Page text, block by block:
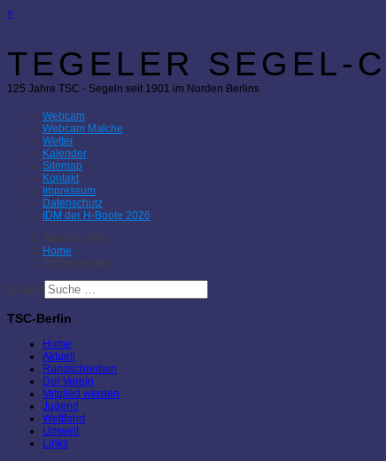
×
TEGELER SEGEL-
125 Jahre TSC - Segeln seit 1901 im Norden Berlins
Webcam
Webcam Malche
Wetter
Kalender
Sitemap
Kontakt
Impressum
Datenschutz
IDM der H-Boote 2026
Aktuelle Seite:
Home
TSC-Kalender
Suchen
TSC-Berlin
Home
Aktuell
Rundschreiben
Der Verein
Mitglied werden
Jugend
Wettfahrt
Umwelt
Links